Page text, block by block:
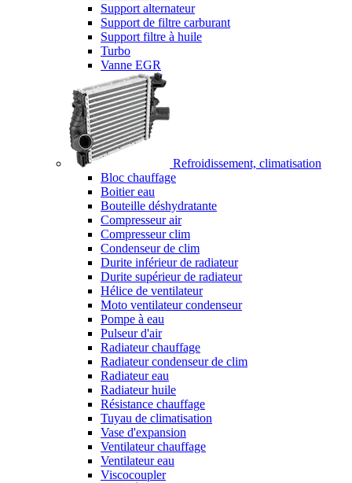
Support alternateur
Support de filtre carburant
Support filtre à huile
Turbo
Vanne EGR
Refroidissement, climatisation
Bloc chauffage
Boitier eau
Bouteille déshydratante
Compresseur air
Compresseur clim
Condenseur de clim
Durite inférieur de radiateur
Durite supérieur de radiateur
Hélice de ventilateur
Moto ventilateur condenseur
Pompe à eau
Pulseur d'air
Radiateur chauffage
Radiateur condenseur de clim
Radiateur eau
Radiateur huile
Résistance chauffage
Tuyau de climatisation
Vase d'expansion
Ventilateur chauffage
Ventilateur eau
Viscocoupler